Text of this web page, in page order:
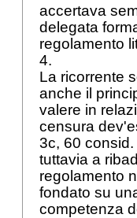
accertava
delegata
regolamento
4.
La ricorrente
anche il
valere in
censura
3c, 60 consid.
tuttavia a
regolamento
fondato su
competenza